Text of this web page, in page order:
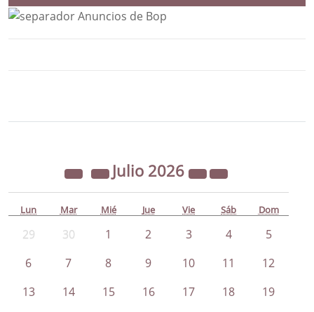
Julio 2026
Lun Mar Mié Jue Vie Sáb Dom
29 30 1 2 3 4
5
6
7 8 9 10 11
12
13
14 15 16 17 18 19